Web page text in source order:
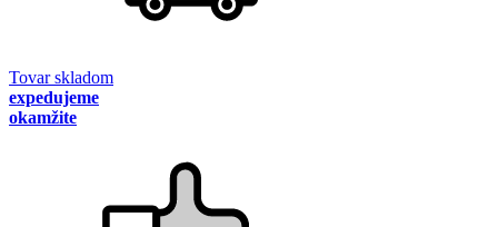
Tovar skladom
expedujeme
okamžite